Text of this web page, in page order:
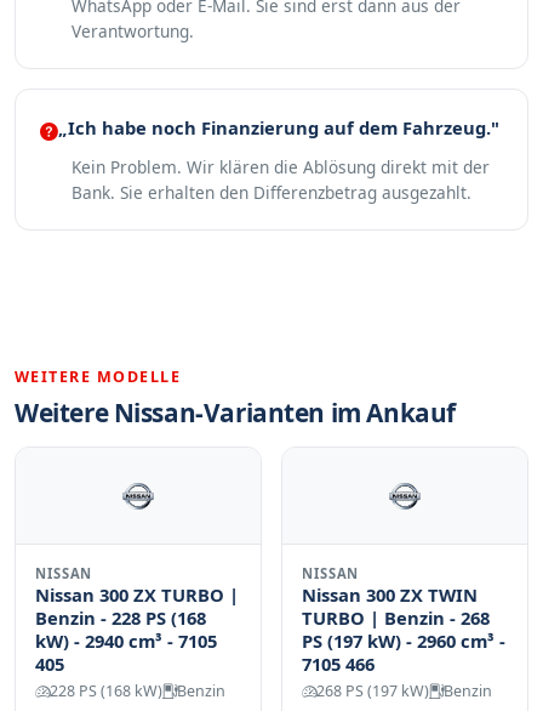
WhatsApp oder E-Mail. Sie sind erst dann aus der
Verantwortung.
„Ich habe noch Finanzierung auf dem Fahrzeug."
Kein Problem. Wir klären die Ablösung direkt mit der
Bank. Sie erhalten den Differenzbetrag ausgezahlt.
WEITERE MODELLE
Weitere Nissan-Varianten im Ankauf
NISSAN
Nissan 300 ZX TURBO |
Benzin - 228 PS (168
kW) - 2940 cm³ - 7105
405
228 PS (168 kW) Benzin
NISSAN
Nissan 300 ZX TWIN
TURBO | Benzin - 268
PS (197 kW) - 2960 cm³ -
7105 466
268 PS (197 kW) Benzin